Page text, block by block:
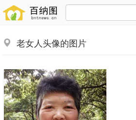
老女人头像的图片